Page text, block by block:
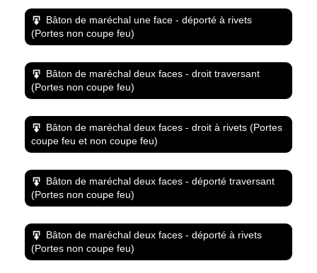
Bâton de maréchal une face - déporté à rivets
(Portes non coupe feu)
Bâton de maréchal deux faces - droit traversant
(Portes non coupe feu)
Bâton de maréchal deux faces - droit à rivets (Portes
coupe feu et non coupe feu)
Bâton de maréchal deux faces - déporté traversant
(Portes non coupe feu)
Bâton de maréchal deux faces - déporté à rivets
(Portes non coupe feu)